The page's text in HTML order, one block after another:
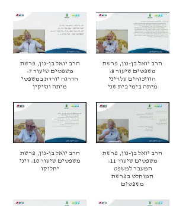
הרב יואל בן-נון, פרשת
משפטים שיעור 7:
הדרגה יורדת במשפטי
מיתה ונזיקין
הרב יואל בן-נון, פרשת
משפטים שיעור 8:
הוויכוחים על דיני
מיתה בימי בית שני
הרב יואל בן-נון, פרשת
משפטים שיעור 10: דיני
יחלוקו
הרב יואל בן-נון, פרשת
משפטים שיעור 11:
המעבר למשפט
המוחלט בפרשת
משפטים